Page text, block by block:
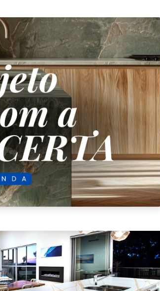
material e do
apenas o resultado final, Tudo
e do profissional